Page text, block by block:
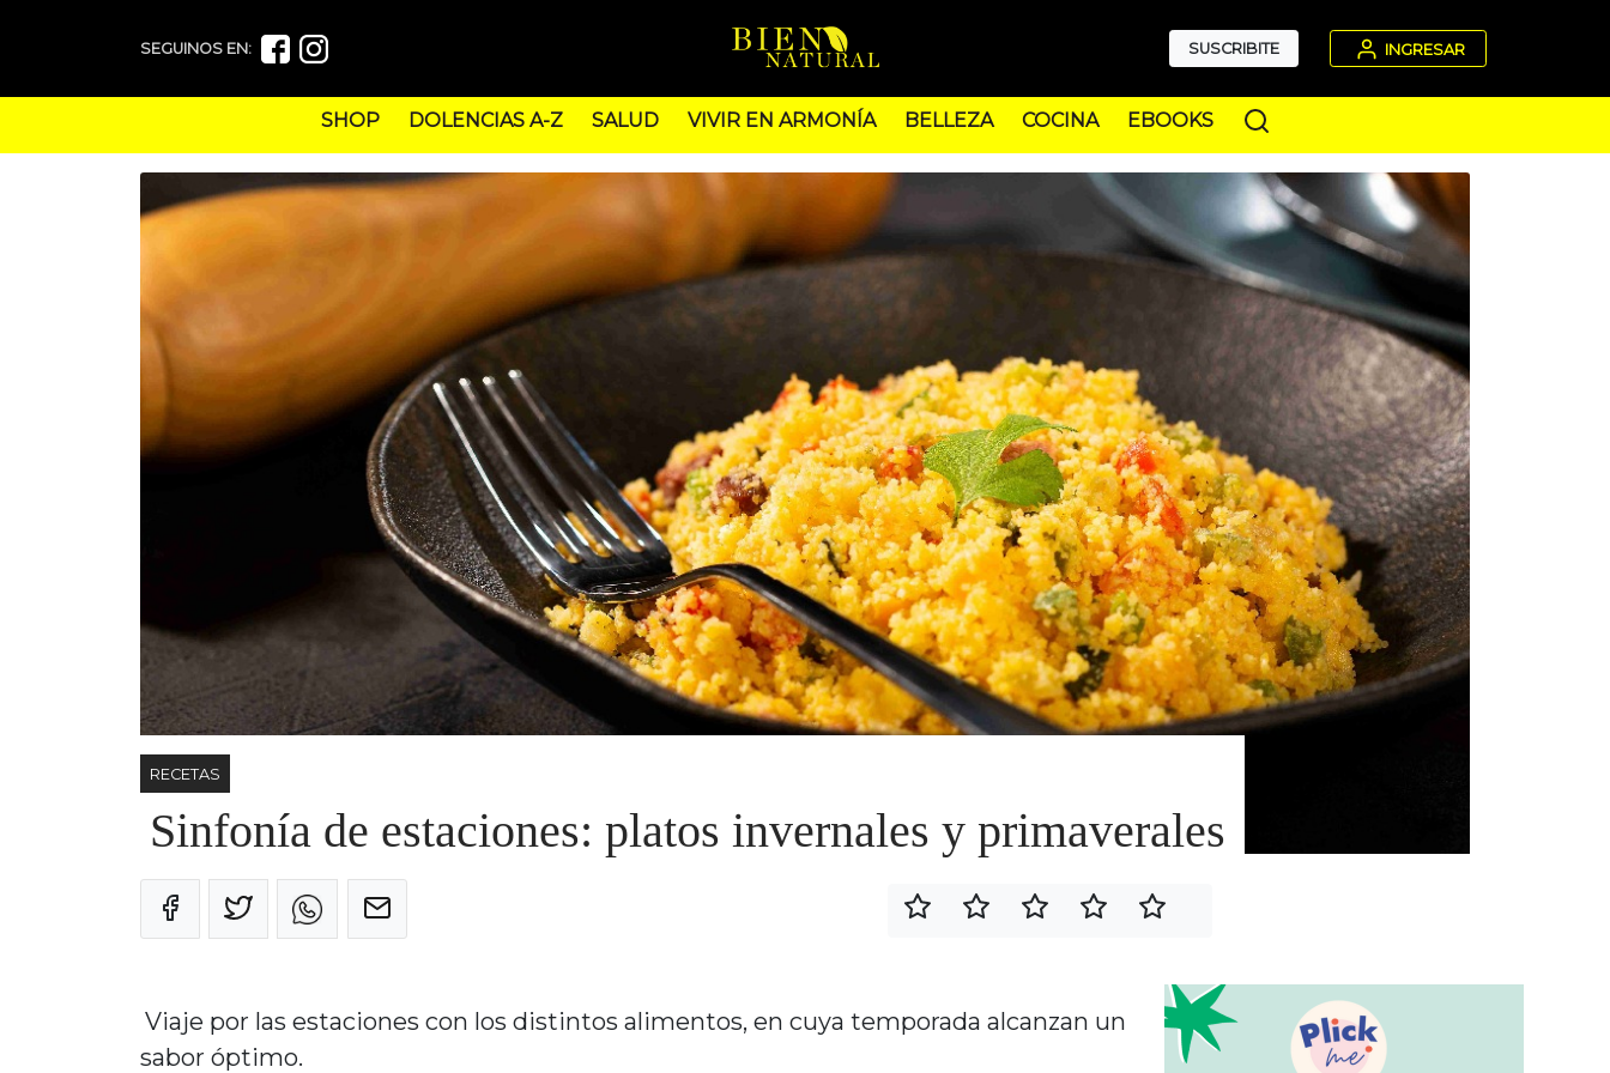
SEGUINOS EN: SUSCRIBITE INGRESAR
SHOP DOLENCIAS A-Z SALUD VIVIR EN ARMONÍA BELLEZA COCINA EBOOKS
RECETAS
Sinfonía de estaciones: platos invernales y primaverales
Viaje por las estaciones con los distintos alimentos, en cuya temporada alcanzan un
sabor óptimo.